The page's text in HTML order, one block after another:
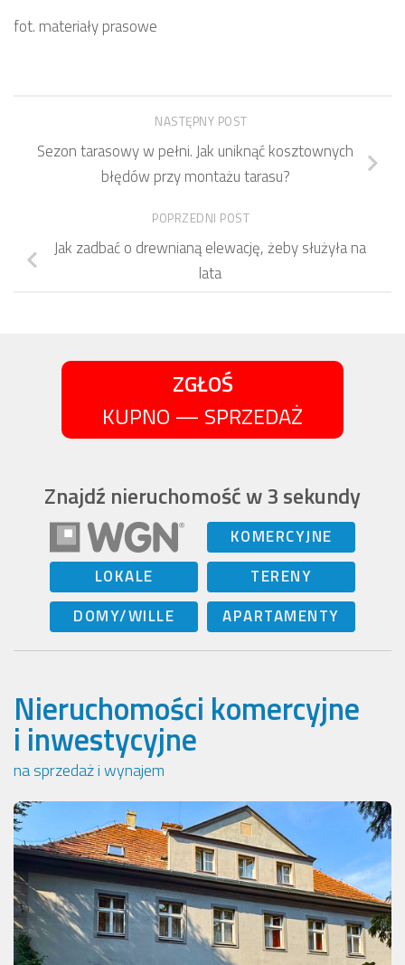
fot. materiały prasowe
NASTĘPNY POST
Sezon tarasowy w pełni. Jak uniknąć kosztownych
błędów przy montażu tarasu?
POPRZEDNI POST
Jak zadbać o drewnianą elewację, żeby służyła na
lata
ZGŁOŚ
KUPNO — SPRZEDAŻ
Znajdź nieruchomość w 3 sekundy
KOMERCYJNE
LOKALE
TERENY
DOMY/WILLE
APARTAMENTY
Nieruchomości komercyjne
i inwestycyjne
na sprzedaż i wynajem